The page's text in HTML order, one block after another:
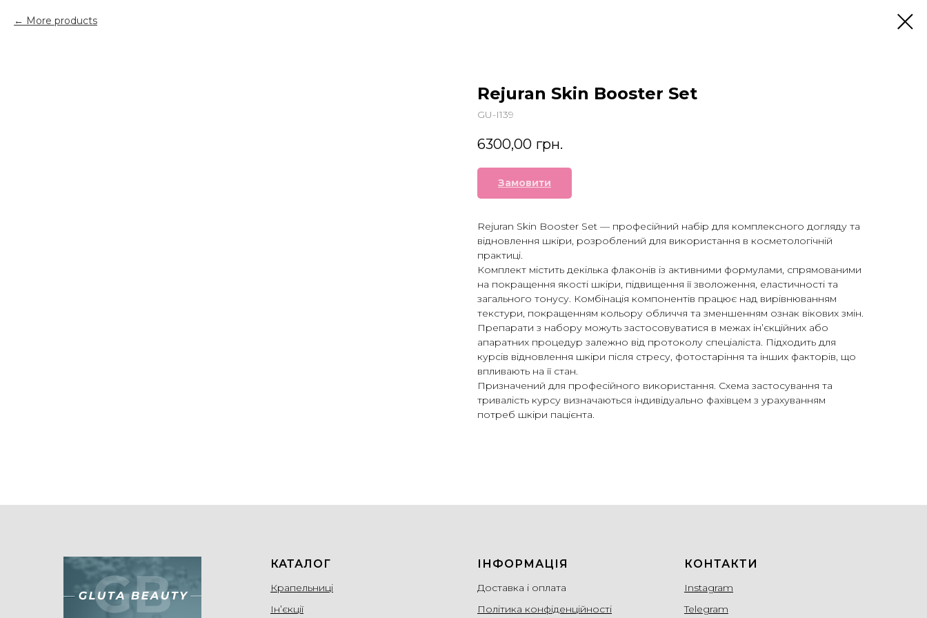
More products
Rejuran Skin Booster Set
GU-I139
6300,00 грн.
Замовити
Rejuran Skin Booster Set — професійний набір для комплексного догляду та
відновлення шкіри, розроблений для використання в косметологічній
практиці.
Комплект містить декілька флаконів із активними формулами, спрямованими
на покращення якості шкіри, підвищення її зволоження, еластичності та
загального тонусу. Комбінація компонентів працює над вирівнюванням
текстури, покращенням кольору обличчя та зменшенням ознак вікових змін.
Препарати з набору можуть застосовуватися в межах інʼєкційних або
апаратних процедур залежно від протоколу спеціаліста. Підходить для
курсів відновлення шкіри після стресу, фотостаріння та інших факторів, що
впливають на її стан.
Призначений для професійного використання. Схема застосування та
тривалість курсу визначаються індивідуально фахівцем з урахуванням
потреб шкіри пацієнта.
КАТАЛОГ
Крапельниці
Ін’єкції
ІНФОРМАЦІЯ
Доставка і оплата
Політика конфіденційності
КОНТАКТИ
Instagram
Telegram